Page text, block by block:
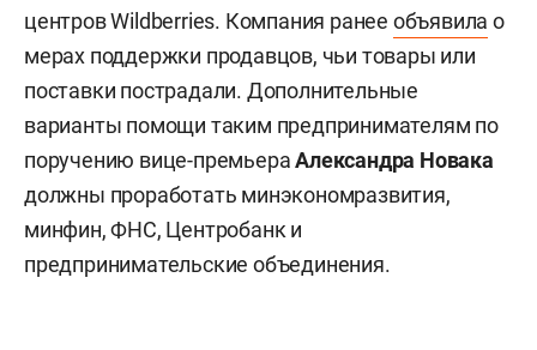
центров Wildberries. Компания ранее объявила о
мерах поддержки продавцов, чьи товары или
поставки пострадали. Дополнительные
варианты помощи таким предпринимателям по
поручению вице-премьераАлександра Новака
должны проработать минэкономразвития,
минфин, ФНС, Центробанк и
предпринимательские объединения.